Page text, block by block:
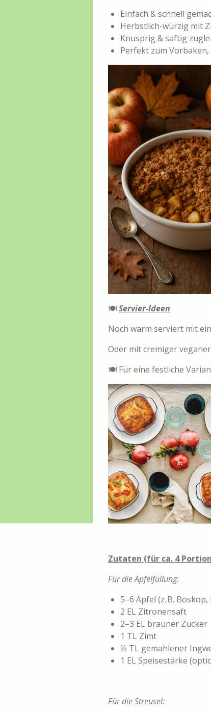
Einfach & schnell
Herbstlich-würzig mit
Knusprig & saftig
Perfekt zum
🍽Servier-Ideen:
Noch warm serviert mit
Oder mit cremiger
🍽️ Für eine festliche
Zutaten (für ca. 4
Für die Apfelfüllung:
5–6 Äpfel (z. B.
2 EL Zitronensaft
2–3 EL brauner Zucker
1 TL Zimt
½ TL gemahlener
1 EL Speisestärke
Für die Streusel: